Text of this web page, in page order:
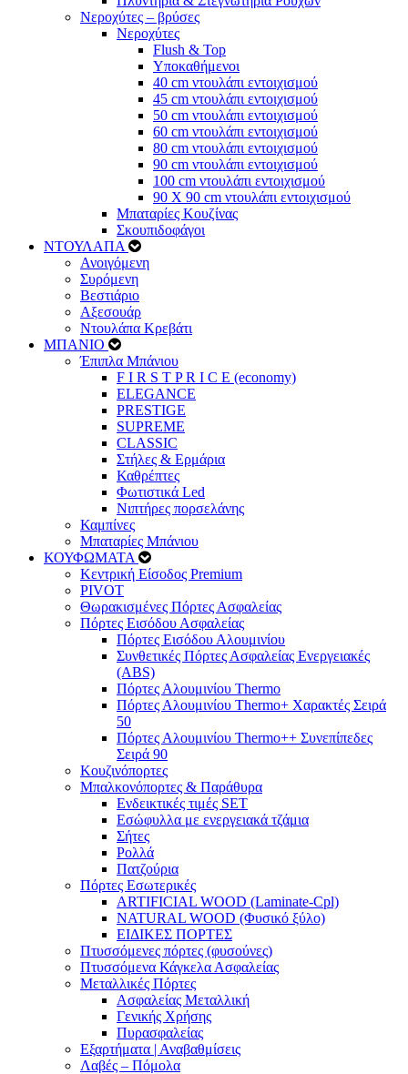
Νεροχύτες – βρύσες
Νεροχύτες
Flush & Top
Υποκαθήμενοι
40 cm ντουλάπι εντοιχισμού
45 cm ντουλάπι εντοιχισμού
50 cm ντουλάπι εντοιχισμού
60 cm ντουλάπι εντοιχισμού
80 cm ντουλάπι εντοιχισμού
90 cm ντουλάπι εντοιχισμού
100 cm ντουλάπι εντοιχισμού
90 Χ 90 cm ντουλάπι εντοιχισμού
Μπαταρίες Κουζίνας
Σκουπιδοφάγοι
ΝΤΟΥΛΑΠΑ
Ανοιγόμενη
Συρόμενη
Βεστιάριο
Αξεσουάρ
Ντουλάπα Κρεβάτι
ΜΠΑΝΙΟ
Έπιπλα Μπάνιου
F I R S T P R I C E (economy)
ELEGANCE
PRESTIGE
SUPREME
CLASSIC
Στήλες & Ερμάρια
Καθρέπτες
Φωτιστικά Led
Νιπτήρες πορσελάνης
Καμπίνες
Μπαταρίες Μπάνιου
ΚΟΥΦΩΜΑΤΑ
Κεντρική Είσοδος Premium
PIVOT
Θωρακισμένες Πόρτες Ασφαλείας
Πόρτες Εισόδου Ασφαλείας
Πόρτες Eισόδου Αλουμινίου
Συνθετικές Πόρτες Ασφαλείας Ενεργειακές
(ABS)
Πόρτες Αλουμινίου Thermo
Πόρτες Αλουμινίου Thermo+ Χαρακτές Σειρά
50
Πόρτες Αλουμινίου Thermo++ Συνεπίπεδες
Σειρά 90
Κουζινόπορτες
Μπαλκονόπορτες & Παράθυρα
Ενδεικτικές τιμές SET
Εσώφυλλα με ενεργειακά τζάμια
Σήτες
Ρολλά
Πατζούρια
Πόρτες Εσωτερικές
ARTIFICIAL WOOD (Laminate-Cpl)
NATURAL WOOD (Φυσικό ξύλο)
ΕΙΔΙΚΕΣ ΠΟΡΤΕΣ
Πτυσσόμενες πόρτες (φυσούνες)
Πτυσσόμενα Κάγκελα Ασφαλείας
Μεταλλικές Πόρτες
Ασφαλείας Μεταλλική
Γενικής Χρήσης
Πυρασφαλείας
Εξαρτήματα | Αναβαθμίσεις
Λαβές – Πόμολα